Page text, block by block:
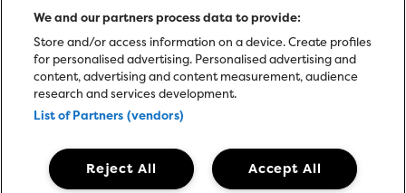
We and our partners process data to provide:
Store and/or access information on a device. Create profiles
for personalised advertising. Personalised advertising and
content, advertising and content measurement, audience
research and services development.
List of Partners (vendors)
Accept All
Reject All